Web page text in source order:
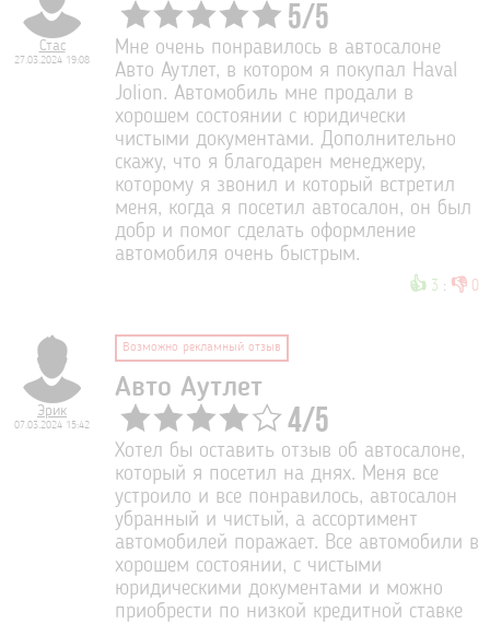
Стас
27.03.2024 19:08
5/5
Мне очень понравилось в автосалоне
Авто Аутлет, в котором я покупал Haval
Jolion. Автомобиль мне продали в
хорошем состоянии с юридически
чистыми документами. Дополнительно
скажу, что я благодарен менеджеру,
которому я звонил и который встретил
меня, когда я посетил автосалон, он был
добр и помог сделать оформление
автомобиля очень быстрым.
👍 3 : 👎 0
Эрик
07.03.2024 15:42
Возможно рекламный отзыв
Авто Аутлет
4/5
Хотел бы оставить отзыв об автосалоне,
который я посетил на днях. Меня все
устроило и все понравилось, автосалон
убранный и чистый, а ассортимент
автомобилей поражает. Все автомобили в
хорошем состоянии, с чистыми
юридическими документами и можно
приобрести по низкой кредитной ставке